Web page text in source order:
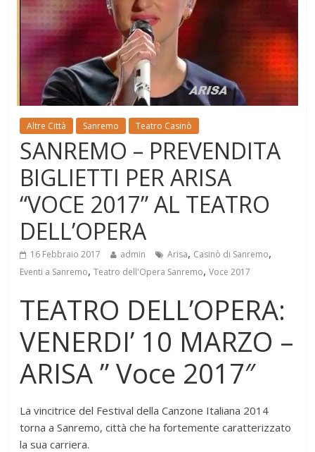
Altre Città Sanremo Teatro Casinò
SANREMO – PREVENDITA
BIGLIETTI PER ARISA
“VOCE 2017” AL TEATRO
DELL’OPERA
16 Febbraio 2017 admin Arisa, Casinò di Sanremo,
Eventi a Sanremo,Teatro dell'Opera Sanremo,Voce 2017
TEATRO DELL’OPERA:
VENERDI’ 10 MARZO –
ARISA ” Voce 2017″
La vincitrice del Festival della Canzone Italiana 2014
torna a Sanremo, città che ha fortemente caratterizzato
la sua carriera.